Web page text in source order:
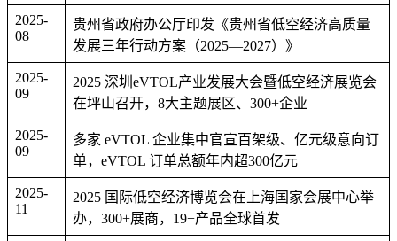
2025-
08
贵州省政府办公厅印发《贵州省低空经济高质量
发展三年行动方案（2025—2027）》
2025-
09
2025 深圳eVTOL产业发展大会暨低空经济展览会
在坪山召开，8大主题展区、300+企业
2025-
09
多家 eVTOL 企业集中官宣百架级、亿元级意向订
单，eVTOL 订单总额年内超300亿元
2025-
11
2025 国际低空经济博览会在上海国家会展中心举
办，300+展商，19+产品全球首发